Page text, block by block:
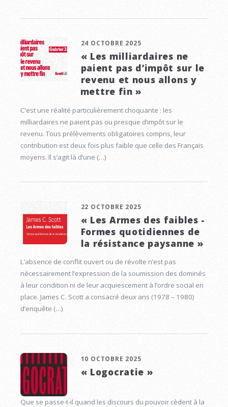
24 OCTOBRE 2025
« Les milliardaires ne
paient pas d’impôt sur le
revenu et nous allons y
mettre fin »
C’est une réalité particulièrement choquante : les
milliardaires ne paient pas ou presque d’impôt sur le
revenu. Tous prélèvements obligatoires compris, leur
contribution est deux fois plus faible que celle des Français
moyens. Il s’agit là d’une (…)
22 OCTOBRE 2025
« Les Armes des faibles -
Formes quotidiennes de
la résistance paysanne »
L’absence de conflit ouvert ou de révolte n’est pas
nécessairement l’expression de la soumission des dominés
à leur condition ni de leur acquiescement à l’ordre social en
place. James C. Scott a consacré deux ans (1978 – 1980)
d’enquête (…)
10 OCTOBRE 2025
« Logocratie »
Que se passe-t-il quand les discours du pouvoir cèdent à la